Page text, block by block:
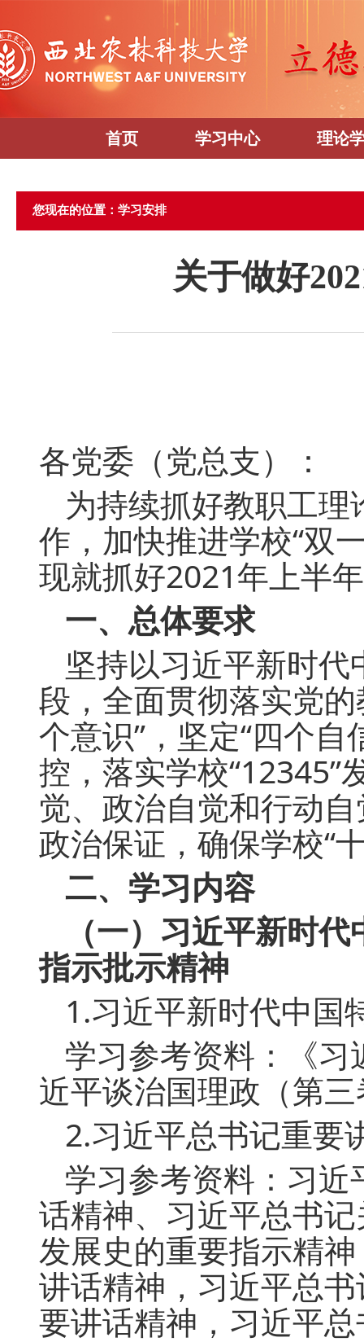
首页 学习中心 理论
您现在的位置：学习安排
关于做好
各党委（党总支）：
为持续抓好教职工
作，加快推进学校“双
现就抓好2021年上半
一、总体要求
坚持以习近平新时
段，全面贯彻落实党
个意识”，坚定“四个
控，落实学校
觉、政治自觉和行动
政治保证，确保学校“
二、学习内容
（一）习近平新时
指示批示精神
1.习近平新时代中国
学习参考资料：《
近平谈治国理政（第
2.习近平总书记重要
学习参考资料：习
话精神、习近平总书
发展史的重要指示精
讲话精神，习近平总
要讲话精神，习近平